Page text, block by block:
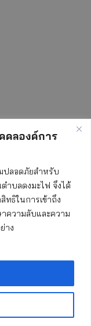
คลองค์การ
ปลอดภัยสำหรับ
ำบลดงมะไฟ จึงได้
ธิในการเข้าถึง
ความลับและความ
าง
549931
19 พฤษภาคม 2560